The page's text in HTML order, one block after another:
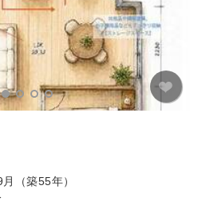
（築55年）